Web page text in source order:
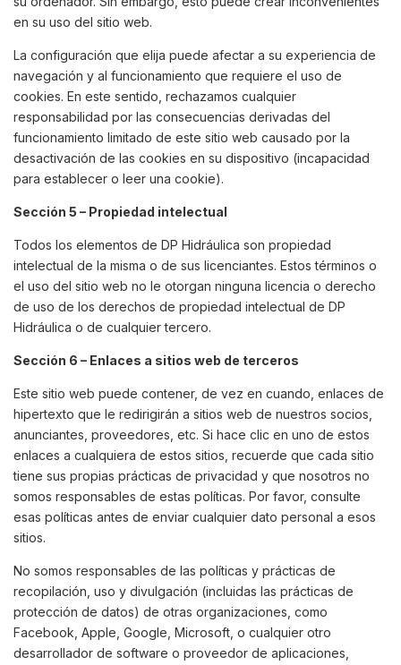
en su uso del sitio web.
La configuración que elija puede afectar a su experiencia de
navegación y al funcionamiento que requiere el uso de
cookies. En este sentido, rechazamos cualquier
responsabilidad por las consecuencias derivadas del
funcionamiento limitado de este sitio web causado por la
desactivación de las cookies en su dispositivo (incapacidad
para establecer o leer una cookie).
Sección 5 – Propiedad intelectual
Todos los elementos de DP Hidráulica son propiedad
intelectual de la misma o de sus licenciantes. Estos términos o
el uso del sitio web no le otorgan ninguna licencia o derecho
de uso de los derechos de propiedad intelectual de DP
Hidráulica o de cualquier tercero.
Sección 6 – Enlaces a sitios web de terceros
Este sitio web puede contener, de vez en cuando, enlaces de
hipertexto que le redirigirán a sitios web de nuestros socios,
anunciantes, proveedores, etc. Si hace clic en uno de estos
enlaces a cualquiera de estos sitios, recuerde que cada sitio
tiene sus propias prácticas de privacidad y que nosotros no
somos responsables de estas políticas. Por favor, consulte
esas políticas antes de enviar cualquier dato personal a esos
sitios.
No somos responsables de las políticas y prácticas de
recopilación, uso y divulgación (incluidas las prácticas de
protección de datos) de otras organizaciones, como
Facebook, Apple, Google, Microsoft, o cualquier otro
desarrollador de software o proveedor de aplicaciones,